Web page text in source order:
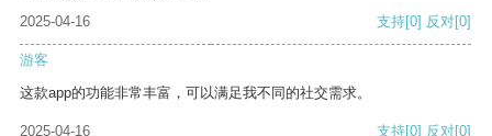
2025-04-16
支持[0] 反对[0]
游客
这款app的功能非常丰富，可以满足我不同的社交需求。
2025-04-16 支持[0] 反对[0]